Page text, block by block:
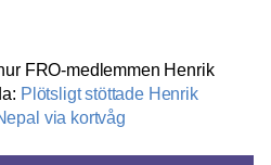
FRO-medlemmen Henrik
Plötsligt stöttade Henrik
via kortvåg